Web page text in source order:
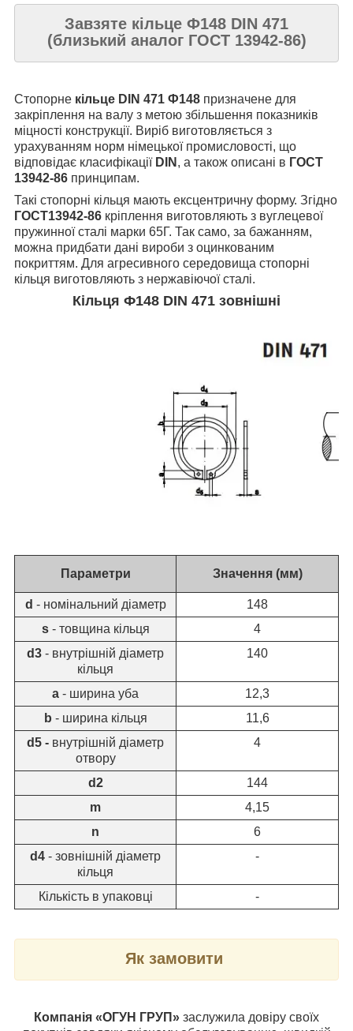
Завзяте кільце Ф148 DIN 471
(близький аналог ГОСТ 13942-86)
Стопорне кільце DIN 471 Ф148 призначене для
закріплення на валу з метою збільшення показників
міцності конструкції. Виріб виготовляється з
урахуванням норм німецької промисловості, що
відповідає класифікації DIN , а також описані в ГОСТ
13942-86 принципам.
Такі стопорні кільця мають ексцентричну форму. Згідно
ГОСТ13942-86 кріплення виготовляють з вуглецевої
пружинної сталі марки 65Г. Так само, за бажанням,
можна придбати дані вироби з оцинкованим
покриттям. Для агресивного середовища стопорні
кільця виготовляють з нержавіючої сталі.
Кільця Ф148 DIN 471 зовнішні
Параметри Значення (мм)
d - номінальний діаметр
148
s- товщина кільця
4
d3 - внутрішній діаметр
кільця
140
а - ширина уба
12,3
b - ширина кільця
11,6
d5 - внутрішній діаметр
отвору
4
d2
144
m
4,15
n
6
d4 - зовнішній діаметр
кільця
-
Кількість в упаковці -
Як замовити
Компанія «ОГУН ГРУП» заслужила довіру своїх